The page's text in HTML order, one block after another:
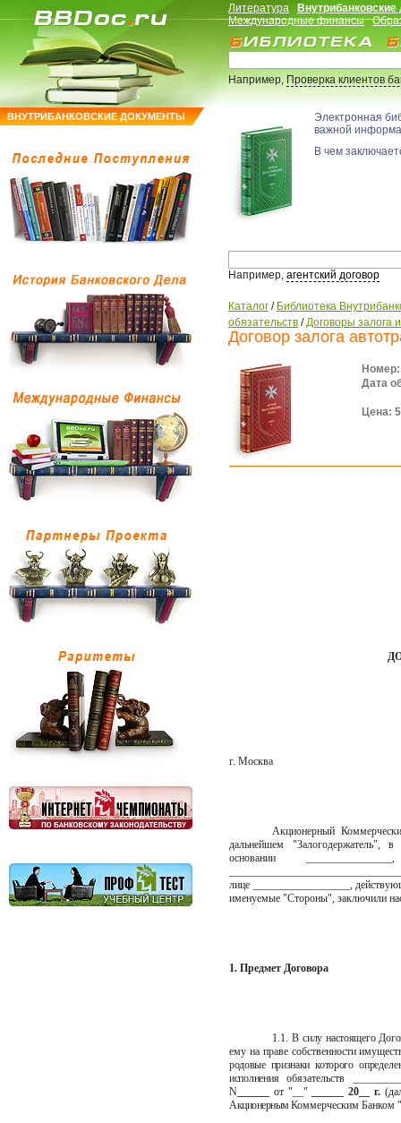
ВНУТРИБАНКОВСКИЕ ДОКУМЕНТЫ
Литература
Международные финансы
Например,Проверка клиентов
Электронная
важной
В чем
Например, агентский договор
Каталог / Библиотека
обязательств /Договоры залога
Договор залога
Номер:
Дата
Цена:
г. Москва
Акционерный
дальнейшем "Залогодержатель", в
основании
лице __________________,
именуемые "Стороны", заключили
1. Предмет Договора
1.1. В силу настоящего
ему на праве собственности
родовые признаки которого
исполненияобязательств
N
от "__" ______ 20__ г.
АкционернымКоммерческим Банком